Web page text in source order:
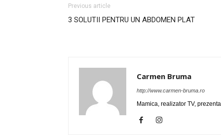
Previous article
3 SOLUTII PENTRU UN ABDOMEN PLAT
Carmen Bruma
http://www.carmen-bruma.ro
Mamica, realizator TV,